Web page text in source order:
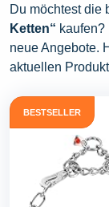
Du möchtest die
Ketten“
neue Angebote.
aktuellen
BESTSELLER